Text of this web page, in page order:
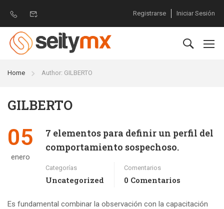
Registrarse Iniciar Sesión
Home Author: GILBERTO
GILBERTO
05
enero
7 elementos para definir un perfil del
comportamiento sospechoso.
Categorías
Uncategorized
Comentarios
0 Comentarios
Es fundamental combinar la observación con la capacitación